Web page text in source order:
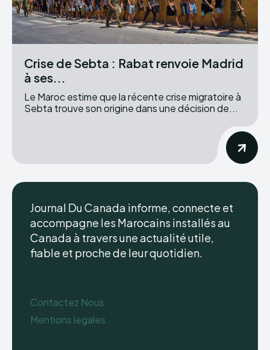
Crise de Sebta : Rabat renvoie Madrid
à ses...
Le Maroc estime que la récente crise migratoire à
Sebta trouve son origine dans une décision de...
Journal Du Canada informe, connecte et
accompagne les Marocains installés au
Canada à travers une actualité utile,
fiable et proche de leur quotidien.
Contactez Nous
Mentions legales